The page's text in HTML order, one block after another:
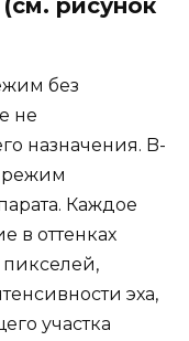
без
не
назначения. B-
режим
Каждое
в оттенках
пикселей,
эха,
участка